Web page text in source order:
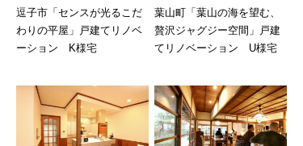
逗子市「センスが光るこだ
わりの平屋」戸建てリノベ
ーション K様宅
葉山町「葉山の海を望む、
贅沢ジャグジー空間」戸建
てリノベーション U様宅